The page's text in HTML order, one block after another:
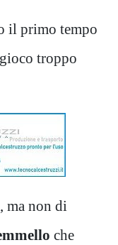
il primo tempo
troppo
ma non di
che